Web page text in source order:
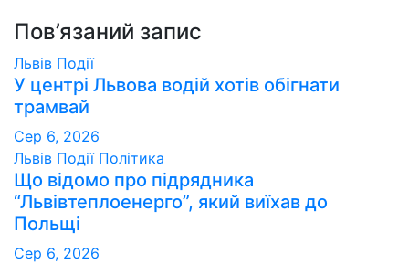
Пов’язаний запис
Львів Події
У центрі Львова водій хотів обігнати
трамвай
Сер 6, 2026
Львів Події Політика
Що відомо про підрядника
“Львівтеплоенерго”, який виїхав до
Польщі
Сер 6, 2026